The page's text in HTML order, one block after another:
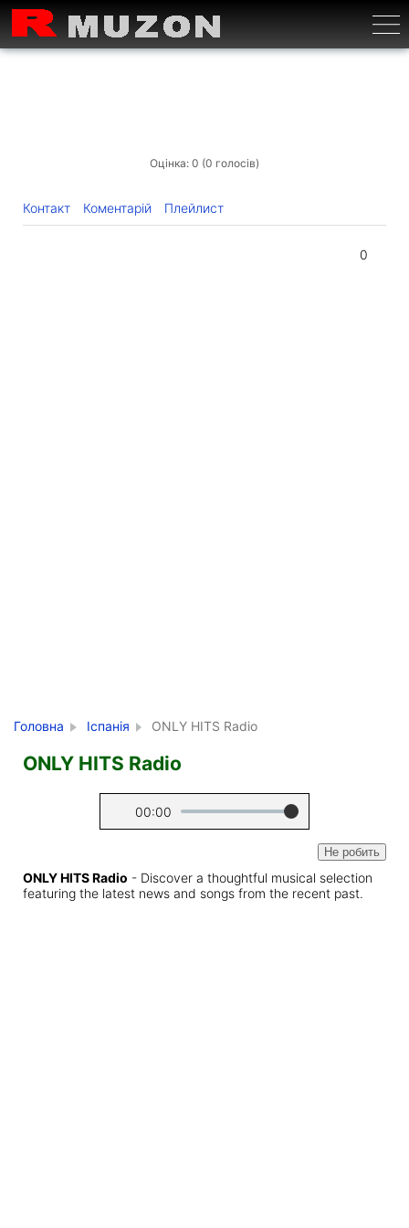
Оцінка: 0 (0 голосів)
Контакт Коментарій Плейлист
0
Головна Іспанія ONLY HITS Radio
ONLY HITS Radio
00:00
Не робить
ONLY HITS Radio - Discover a thoughtful musical selection
featuring the latest news and songs from the recent past.